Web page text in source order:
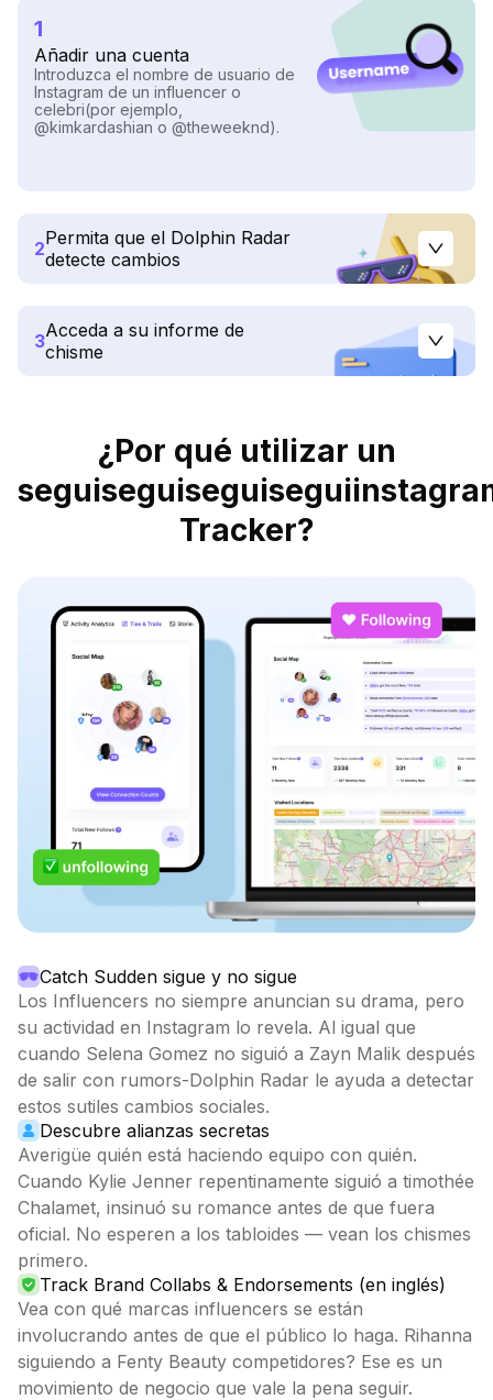
1
Añadir una cuenta
Introduzca el nombre de usuario de
Instagram de un influencer o
celebri(por ejemplo,
@kimkardashian o @theweeknd).
2Permita que el Dolphin Radar
detecte cambios
3Acceda a su informe de
chisme
¿Por qué utilizar un
Tracker?
Catch Sudden sigue y no sigue
Los Influencers no siempre anuncian su drama, pero
su actividad en Instagram lo revela. Al igual que
cuando Selena Gomez no siguió a Zayn Malik después
de salir con rumors-Dolphin Radar le ayuda a detectar
estos sutiles cambios sociales.
Descubre alianzas secretas
Averigüe quién está haciendo equipo con quién.
Cuando Kylie Jenner repentinamente siguió a timothée
Chalamet, insinuó su romance antes de que fuera
oficial. No esperen a los tabloides — vean los chismes
primero.
Track Brand Collabs & Endorsements (en inglés)
Vea con qué marcas influencers se están
involucrando antes de que el público lo haga. Rihanna
siguiendo a Fenty Beauty competidores? Ese es un
movimiento de negocio que vale la pena seguir.